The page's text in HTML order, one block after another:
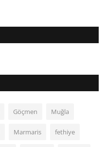
Göçmen Muğla
Marmaris fethiye